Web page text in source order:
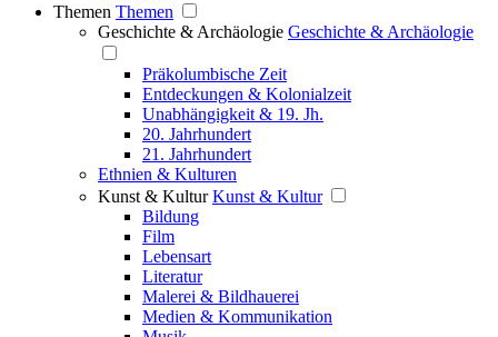
Themen Themen
Geschichte & Archäologie Geschichte & Archäologie
Präkolumbische Zeit
Entdeckungen & Kolonialzeit
Unabhängigkeit & 19. Jh.
20. Jahrhundert
21. Jahrhundert
Ethnien & Kulturen
Kunst & Kultur Kunst & Kultur
Bildung
Film
Lebensart
Literatur
Malerei & Bildhauerei
Medien & Kommunikation